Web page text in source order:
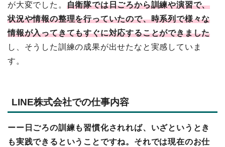
が大変でした。 自衛隊では日ごろから訓練や演習で、
状況や情報の整理を行っていたので、時系列で様々な
情報が入ってきてもすぐに対応することができました
し、そうした訓練の成果が出せたなと実感していま
す。
LINE株式会社での仕事内容
ーー日ごろの訓練も習慣化されれば、いざというとき
も実践できるということですね。それでは現在のお仕